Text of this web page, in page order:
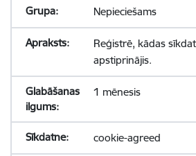
Nepieciešams
Reģistrē, kādas
apstiprinājis.
1 mēnesis
cookie-agreed